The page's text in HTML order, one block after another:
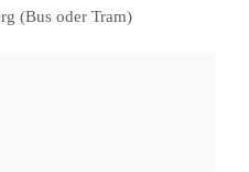
(Bus oder Tram)